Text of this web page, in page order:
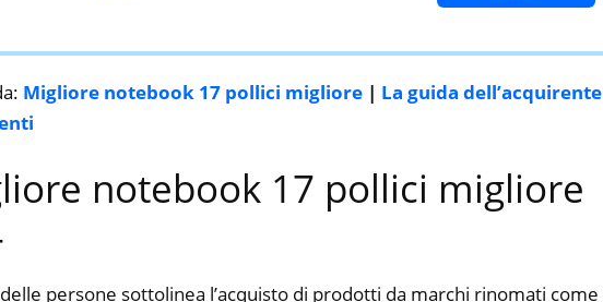
Migliore notebook 17 pollici migliore | La guida dell’acquirente
notebook 17 pollici migliore
persone sottolinea l’acquisto di prodotti da marchi rinomati come